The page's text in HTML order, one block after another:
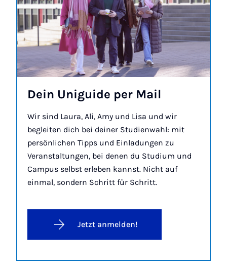
Dein Uniguide per Mail
Wir sind Laura, Ali, Amy und Lisa und wir
begleiten dich bei deiner Studienwahl: mit
persönlichen Tipps und Einladungen zu
Veranstaltungen, bei denen du Studium und
Campus selbst erleben kannst. Nicht auf
einmal, sondern Schritt für Schritt.
Jetzt anmelden!